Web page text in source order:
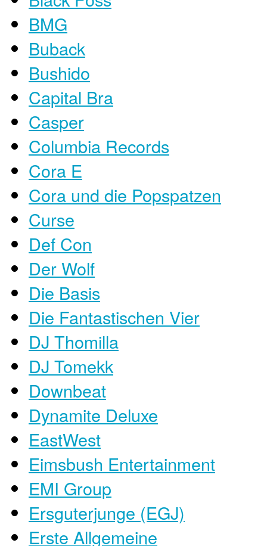
BMG
Buback
Bushido
Capital Bra
Casper
Columbia Records
Cora E
Cora und die Popspatzen
Curse
Def Con
Der Wolf
Die Basis
Die Fantastischen Vier
DJ Thomilla
DJ Tomekk
Downbeat
Dynamite Deluxe
EastWest
Eimsbush Entertainment
EMI Group
Ersguterjunge (EGJ)
Erste Allgemeine